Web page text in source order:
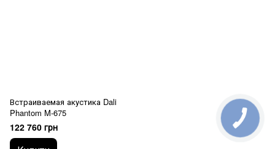
Встраиваемая акустика Dali
Phantom M-675
122 760 грн